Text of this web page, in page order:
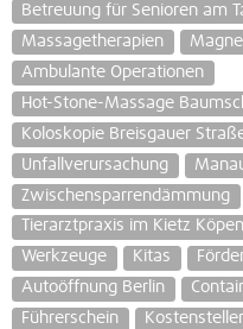
Betreuung für Senioren am
Massagetherapien
Ambulante Operationen
Hot-Stone-Massage
Koloskopie Breisgauer
Unfallverursachung
Zwischensparrendämmung
Tierarztpraxis im Kietz
Werkzeuge
Kitas
Autoöffnung Berlin
Führerschein